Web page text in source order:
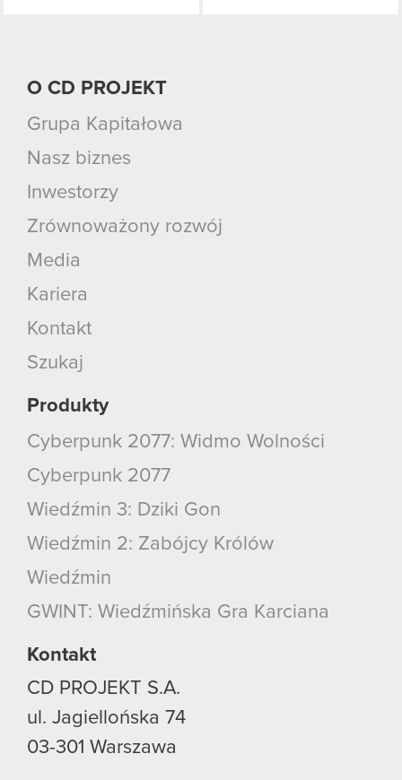
O CD PROJEKT
Grupa Kapitałowa
Nasz biznes
Inwestorzy
Zrównoważony rozwój
Media
Kariera
Kontakt
Szukaj
Produkty
Cyberpunk 2077: Widmo Wolności
Cyberpunk 2077
Wiedźmin 3: Dziki Gon
Wiedźmin 2: Zabójcy Królów
Wiedźmin
GWINT: Wiedźmińska Gra Karciana
Kontakt
CD PROJEKT S.A.
ul. Jagiellońska 74
03-301 Warszawa